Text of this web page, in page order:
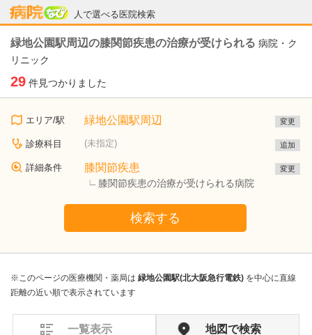
人で選べる医院検索
病院なび
緑地公園駅周辺の膝関節疾患の治療が受けられる 病院・ク
リニック
29 件見つかりました
エリア/駅 緑地公園駅周辺 変更
診療科目 (未指定) 追加
詳細条件 膝関節疾患
膝関節疾患の治療が受けられる病院
変更
検索する
※このページの医療機関・薬局は 緑地公園駅(北大阪急行電鉄) を中心に直線
距離の近い順で表示されています
一覧表示 地図で検索